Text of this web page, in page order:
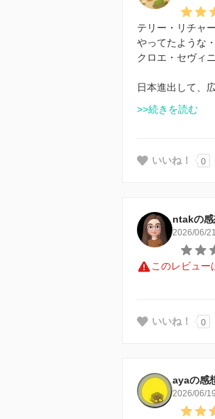
テリー・リチャ
やってたような・
クロエ・セヴィ
日本進出して、
>>続きを読む
いいね！ 0
ntakの
2026/06/
このレビュー
いいね！ 0
ayaの感
2026/06/